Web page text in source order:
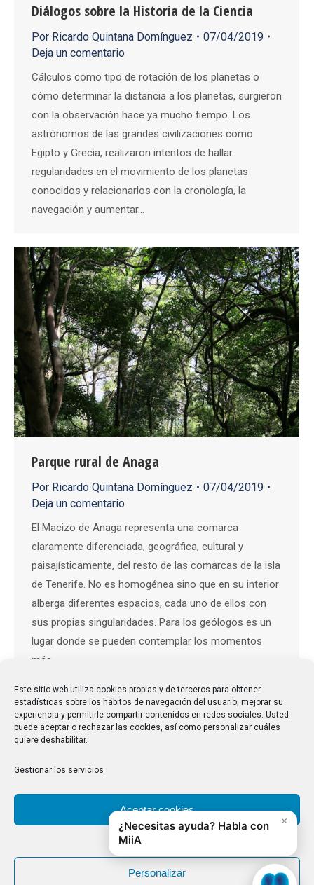
Este sitio web utiliza cookies propias y de terceros para obtener
estadísticas sobre los hábitos de navegación del usuario, mejorar su
experiencia y permitirle compartir contenidos en redes sociales. Usted
puede aceptar o rechazar las cookies, así como personalizar cuáles
quiere deshabilitar.
Gestionar los servicios
Aceptar cookies
Denegar
Personalizar
Diálogos sobre la Historia de la Ciencia
Por Ricardo Quintana Domínguez
07/04/2019
Deja un comentario
Cálculos como tipo de rotación de los planetas o
cómo determinar la distancia a los planetas, surgieron
con la observación hace ya mucho tiempo. Los
astrónomos de las grandes civilizaciones como
Egipto y Grecia, realizaron intentos de hallar
regularidades en el movimiento de los planetas
conocidos y relacionarlos con la cronología, la
navegación y aumentar…
Parque rural de Anaga
Por Ricardo Quintana Domínguez
07/04/2019
Deja un comentario
El Macizo de Anaga representa una comarca
claramente diferenciada, geográfica, cultural y
paisajísticamente, del resto de las comarcas de la isla
de Tenerife. No es homogénea sino que en su interior
alberga diferentes espacios, cada uno de ellos con
sus propias singularidades. Para los geólogos es un
lugar donde se pueden contemplar los momentos
más…